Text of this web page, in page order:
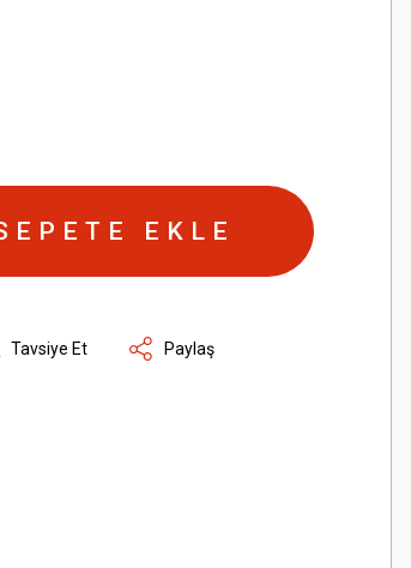
EKLE
Tavsiye Et Paylaş